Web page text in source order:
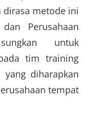
metode ini
Perusahaan
untuk
tim training
yang diharapkan
tempat